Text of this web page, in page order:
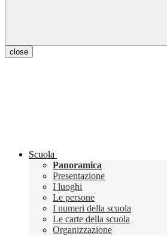
close
Scuola
Panoramica
Presentazione
I luoghi
Le persone
I numeri della scuola
Le carte della scuola
Organizzazione